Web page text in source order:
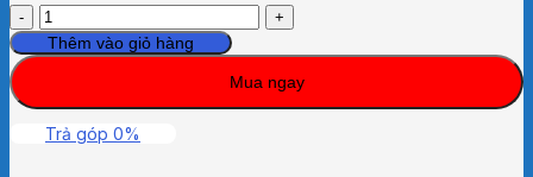
Cân
trẻ
sơ
cơ
học
Thêm vào giỏ hàng
Mua ngay
Trả góp 0%